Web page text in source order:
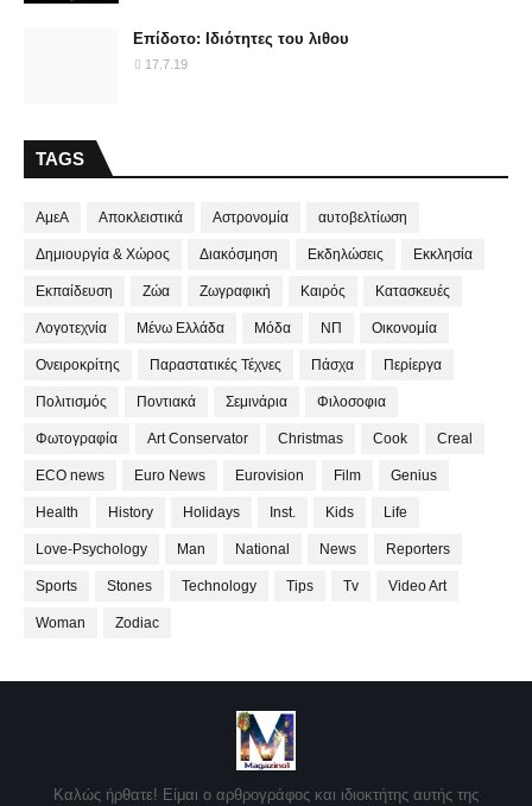
Επίδοτο: Ιδιότητες του λιθου
17.7.19
TAGS
ΑμεΑ Αποκλειστικά Αστρονομία αυτοβελτίωση
Δημιουργία & Χώρος Διακόσμηση Εκδηλώσεις Εκκλησία
Εκπαίδευση Ζώα Ζωγραφική Καιρός Κατασκευές
Λογοτεχνία Μένω Ελλάδα Μόδα ΝΠ Οικονομία
Ονειροκρίτης Παραστατικές Τέχνες Πάσχα Περίεργα
Πολιτισμός Ποντιακά Σεμινάρια Φιλοσοφια
Φωτογραφία Art Conservator Christmas Cook Creal
ECO news Euro News Eurovision Film Genius
Health History Holidays Inst. Kids Life
Love-Psychology Man National News Reporters
Sports Stones Technology Tips Tv Video Art
Woman Zodiac
Καλώς ήρθατε! Είμαι ο αρθρογράφος και ιδιοκτήτης αυτής της